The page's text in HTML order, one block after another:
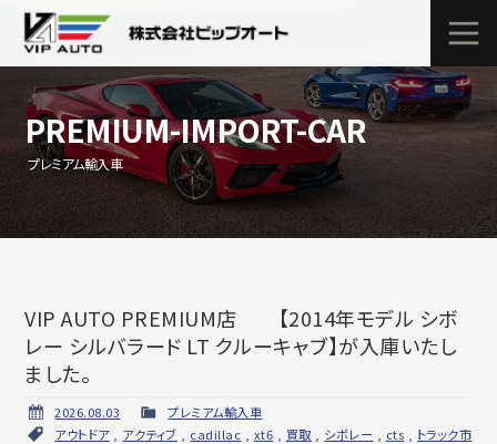
PREMIUM-IMPORT-CAR
プレミアム輸入車
VIP AUTO PREMIUM店 【2014年モデル シボ
レー シルバラード LT クルーキャブ】が入庫いたし
ました。
2026.08.03
プレミアム輸入車
アウトドア, アクティブ cadillac xt6 買取 シボレー cts
トラック市